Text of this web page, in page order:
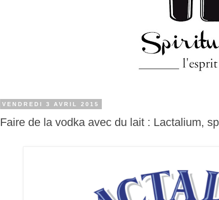
VENDREDI 3 AVRIL 2015
Faire de la vodka avec du lait : Lactalium,